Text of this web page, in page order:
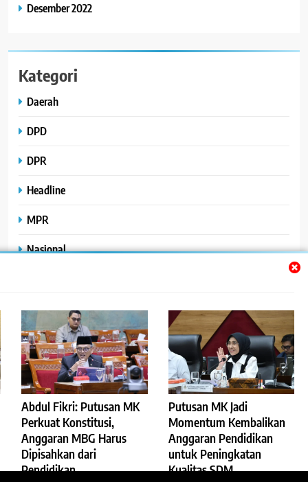
Abdul Fikri: Putusan MK
Perkuat Konstitusi,
Anggaran MBG Harus
Dipisahkan dari
Pendidikan
Putusan MK Jadi
Momentum Kembalikan
Anggaran Pendidikan
untuk Peningkatan
Kualitas SDM
Desember 2022
Kategori
Daerah
DPD
DPR
Headline
MPR
Nasional
Polhukam
Uncategorized
©2023 ReportaseBisnis.
Redaksi
Pedoman Pemberitaan Media Siber
Privacy Policy
Disclaimer